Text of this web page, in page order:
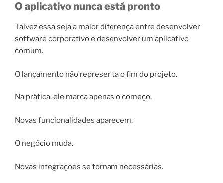
O aplicativo nunca está pronto
Talvez essa seja a maior diferença entre desenvolver
software corporativo e desenvolver um aplicativo
comum.
O lançamento não representa o fim do projeto.
Na prática, ele marca apenas o começo.
Novas funcionalidades aparecem.
O negócio muda.
Novas integrações se tornam necessárias.